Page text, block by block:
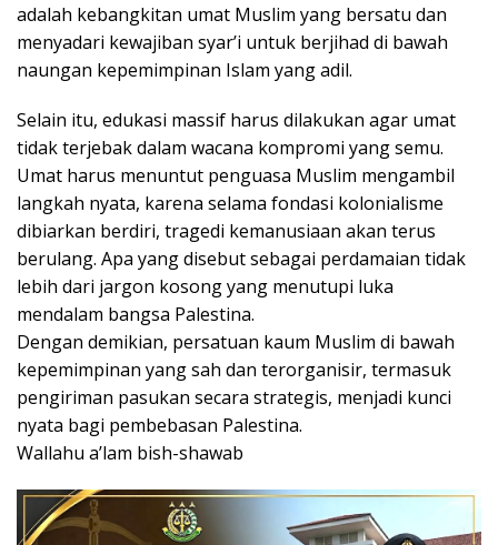
adalah kebangkitan umat Muslim yang bersatu dan
menyadari kewajiban syar’i untuk berjihad di bawah
naungan kepemimpinan Islam yang adil.
Selain itu, edukasi massif harus dilakukan agar umat
tidak terjebak dalam wacana kompromi yang semu.
Umat harus menuntut penguasa Muslim mengambil
langkah nyata, karena selama fondasi kolonialisme
dibiarkan berdiri, tragedi kemanusiaan akan terus
berulang. Apa yang disebut sebagai perdamaian tidak
lebih dari jargon kosong yang menutupi luka
mendalam bangsa Palestina.
Dengan demikian, persatuan kaum Muslim di bawah
kepemimpinan yang sah dan terorganisir, termasuk
pengiriman pasukan secara strategis, menjadi kunci
nyata bagi pembebasan Palestina.
Wallahu a’lam bish-shawab